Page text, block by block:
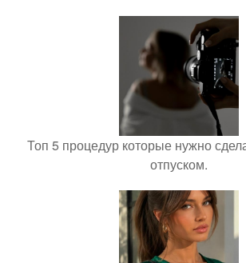
Топ 5 процедур которые нужно
отпуском.